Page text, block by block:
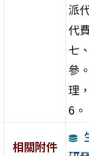
派
代
七
參
理
6。
相關附件